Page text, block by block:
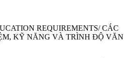
REQUIREMENTS/ CÁC
KỸ NĂNG VÀ TRÌNH ĐỘ VĂN